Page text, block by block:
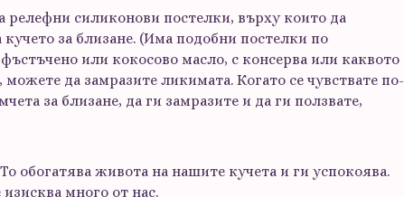
релефни силиконови постелки, върху които да
за близане. (Има подобни постелки по
или кокосово масло, с консерва или каквото
да замразите ликимата. Когато се чувствате по-
за близане, да ги замразите и да ги ползвате,
обогатява живота на нашите кучета и ги успокоява.
много от нас.